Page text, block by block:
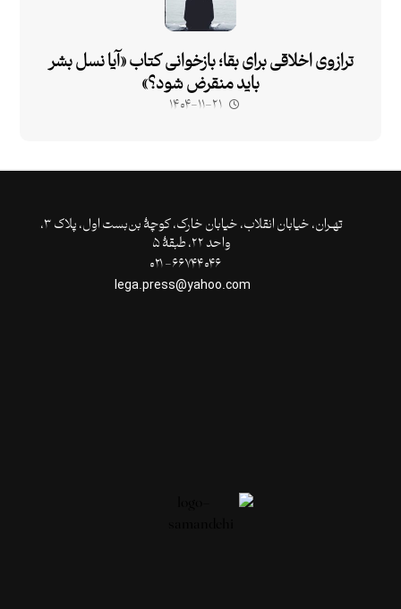
ترازوی اخلاقی برای بقا؛ بازخوانی کتاب «آیا نسل بشر
باید منقرض شود؟»
۱۴۰۴-۱۱-۲۱
تهـران،‌ خیابان انقلاب، خیابان خارک، کوچۀ بن‌بست اول، پلاک ۳،
واحد ۲۲، طبقۀ ۵